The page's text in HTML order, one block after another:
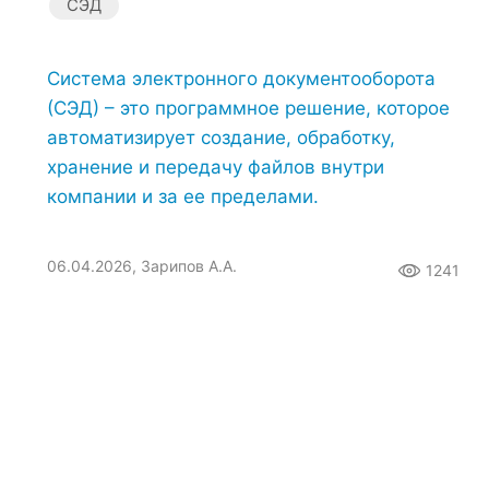
СЭД
Система электронного документооборота
(СЭД) – это программное решение, которое
автоматизирует создание, обработку,
хранение и передачу файлов внутри
компании и за ее пределами.
06.04.2026, Зарипов А.А. 1241